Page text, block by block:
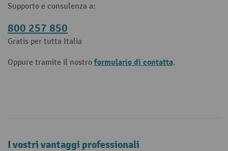
Supporto e consulenza a:
800 257 850
Gratis per tutta Italia
Oppure tramite il nostro formulario di contatta.
I vostri vantaggi professionali